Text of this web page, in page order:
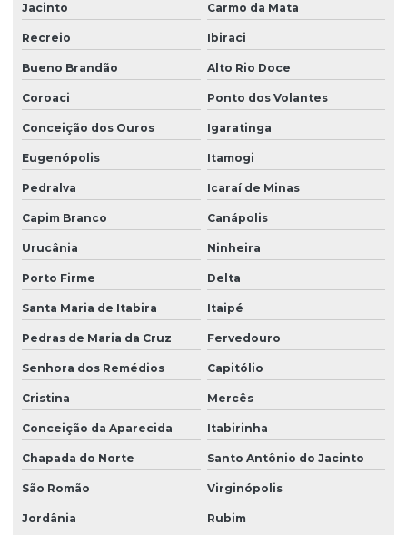
Jacinto Carmo da Mata
Recreio Ibiraci
Bueno Brandão Alto Rio Doce
Coroaci Ponto dos Volantes
Conceição dos Ouros Igaratinga
Eugenópolis Itamogi
Pedralva Icaraí de Minas
Capim Branco Canápolis
Urucânia Ninheira
Porto Firme Delta
Santa Maria de Itabira Itaipé
Pedras de Maria da Cruz Fervedouro
Senhora dos Remédios Capitólio
Cristina Mercês
Conceição da Aparecida Itabirinha
Chapada do Norte Santo Antônio do Jacinto
São Romão Virginópolis
Jordânia Rubim